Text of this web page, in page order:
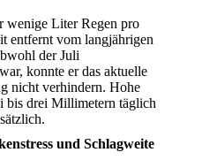
wenige Liter Regen pro
entfernt vom langjährigen
der Juli
konnte er das aktuelle
nicht verhindern. Hohe
bis drei Millimetern täglich
und Schlagweite